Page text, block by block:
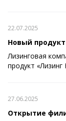
22.07.2025
Новый
Лизинговая
продукт
27.06.2025
Открытие